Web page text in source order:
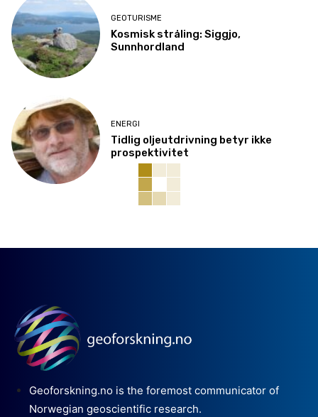
GEOTURISME
Kosmisk stråling: Siggjo,
Sunnhordland
ENERGI
Tidlig oljeutdrivning betyr ikke
prospektivitet